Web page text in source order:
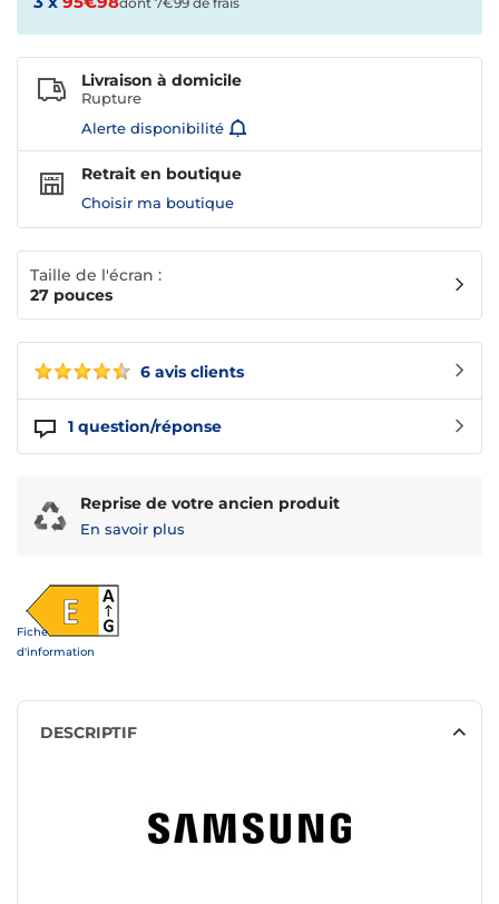
6 avis clients
1 question/réponse
Livraison à domicile
Rupture
Alerte disponibilité
Retrait en boutique
Choisir ma boutique
Taille de l'écran :
27 pouces
Reprise de votre ancien produit
En savoir plus
Fiche
d'information
DESCRIPTIF